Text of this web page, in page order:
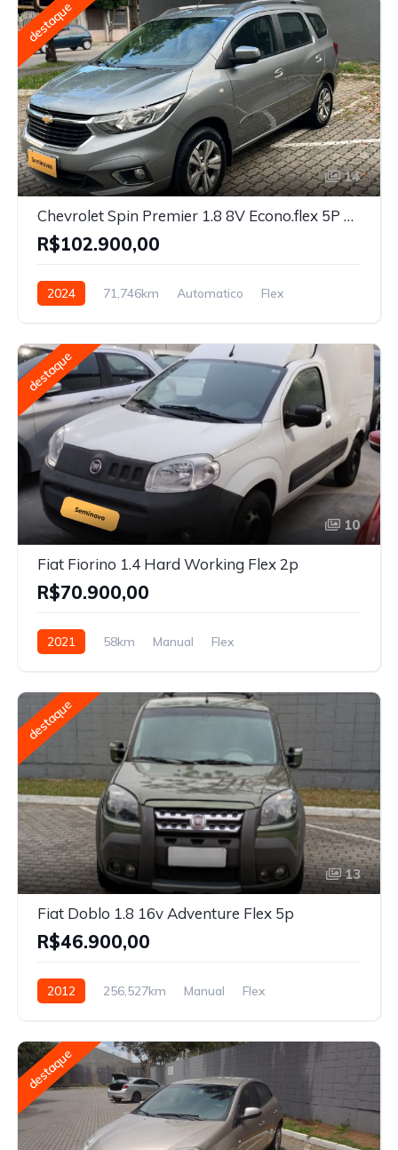
destaque
14
Chevrolet Spin Premier 1.8 8V Econo.flex 5P Aut. 2024
R$102.900,00
2024 71,746km Automatico Flex
destaque
10
Fiat Fiorino 1.4 Hard Working Flex 2p
R$70.900,00
2021 58km Manual Flex
destaque
13
Fiat Doblo 1.8 16v Adventure Flex 5p
R$46.900,00
2012 256,527km Manual Flex
destaque